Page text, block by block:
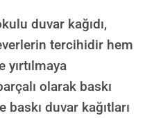
duvar kağıdı,
tercihidir hem
olarak baskı
baskı duvar kağıtları